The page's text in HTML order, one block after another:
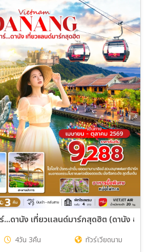
31 ส.ค. 69 - 03 ก.ย. 69
03 ก.ย. 69 - 06 ก.ย. 69
07 ก.ย. 69 - 10 ก.ย. 69
10 ก.ย. 69 - 13 ก.ย. 69
14 ก.ย. 69 - 17 ก.ย. 69
17 ก.ย. 69 - 20 ก.ย. 69
20 ก.ย. 69 - 23 ก.ย. 69
22 ก.ย. 69 - 25 ก.ย. 69
26 ก.ย. 69 - 29 ก.ย. 69
29 ก.ย. 69 - 02 ต.ค. 69
...ดานัง เที่ยวแลนด์มาร์กสุดฮิต (ดานัง ฮ
4วัน 3คืน
ทัวร์เวียดนาม